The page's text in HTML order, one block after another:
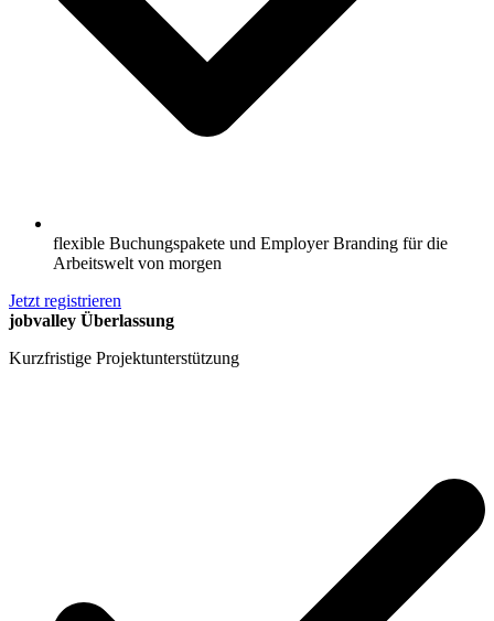
flexible Buchungspakete und Employer Branding für die
Arbeitswelt von morgen
Jetzt registrieren
jobvalley Überlassung
Kurzfristige Projektunterstützung